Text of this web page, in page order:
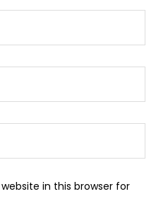
in this browser for